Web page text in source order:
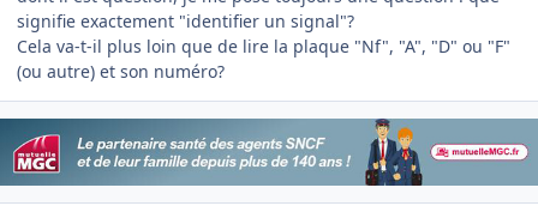
signifie exactement "identifier un signal"?
Cela va-t-il plus loin que de lire la plaque "Nf", "A", "D" ou "F"
(ou autre) et son numéro?